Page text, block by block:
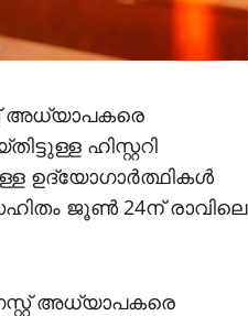
അധ്യാപകരെ
ഹിസ്റ്ററി
ഉദ്യോഗാര്‍ത്ഥികള്‍
ജൂണ്‍ 24ന് രാവിലെ
അധ്യാപകരെ